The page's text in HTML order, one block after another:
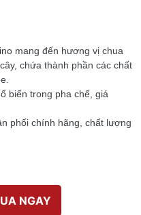
mang đến hương vị chua
chứa thành phần các chất
biến trong pha chế, giá
phối chính hãng, chất lượng
NGAY